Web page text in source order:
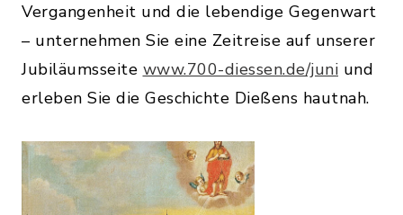
Vergangenheit und die lebendige Gegenwart
– unternehmen Sie eine Zeitreise auf unserer
Jubiläumsseite www.700-diessen.de/juni und
erleben Sie die Geschichte Dießens hautnah.